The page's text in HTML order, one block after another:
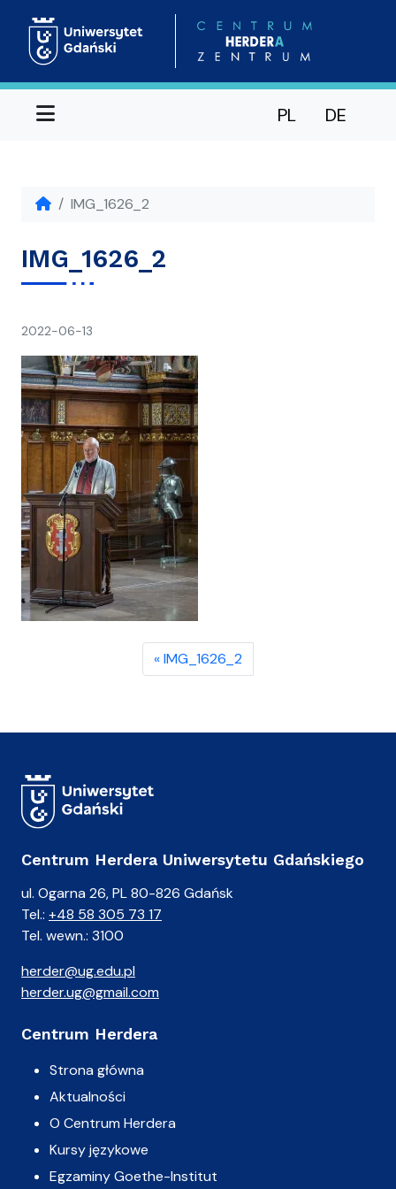
Menu PL DE
IMG_1626_2
IMG_1626_2
2022-06-13
IMG_1626_2
Centrum Herdera Uniwersytetu Gdańskiego
ul. Ogarna 26, PL 80-826 Gdańsk
Tel.: +48 58 305 73 17
Tel. wewn.: 3100
herder@ug.edu.pl
herder.ug@gmail.com
Centrum Herdera
Strona główna
Aktualności
O Centrum Herdera
Kursy językowe
Egzaminy Goethe-Institut